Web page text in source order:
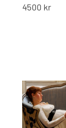
4500 kr